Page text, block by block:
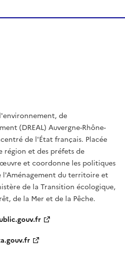
de
(DREAL) Auvergne-Rhône-
de l'État français. Placée
région et des préfets de
et coordonne les politiques
l'Aménagement du territoire et
de la Transition écologique,
de la Mer et de la Pêche.